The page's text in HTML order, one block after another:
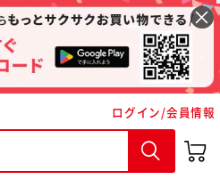
ログイン/会員情報
購入手続きへ